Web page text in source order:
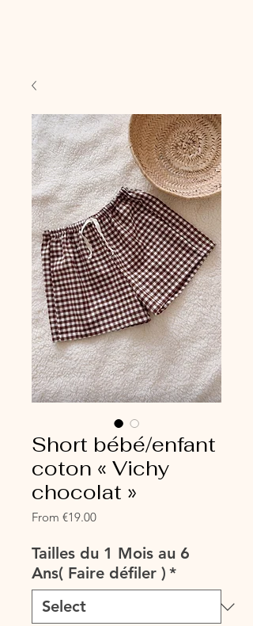
Short bébé/enfant
coton « Vichy
chocolat »
From €19.00Sale
Tailles du 1 Mois au 6
Ans( Faire défiler ) *